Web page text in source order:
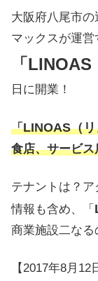
大阪府八尾市
マックスが運
「
日に開業！
「LINOAS（
食店、サービ
テナントは？
情報も含め、「
商業施設二なる
【2017年8月